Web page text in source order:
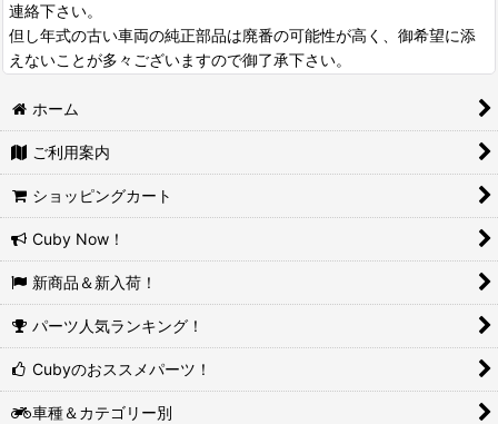
連絡下さい。
但し年式の古い車両の純正部品は廃番の可能性が高く、御希望に添
えないことが多々ございますので御了承下さい。
ホーム
ご利用案内
ショッピングカート
Cuby Now！
新商品＆新入荷！
パーツ人気ランキング！
Cubyのおススメパーツ！
車種＆カテゴリー別